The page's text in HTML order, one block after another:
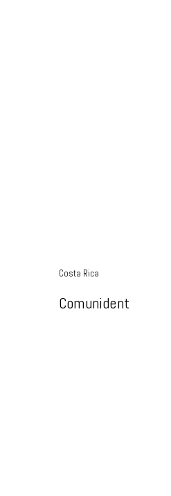
Costa Rica
Comunident